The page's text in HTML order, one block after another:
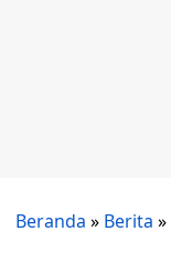
Beranda » Berita »